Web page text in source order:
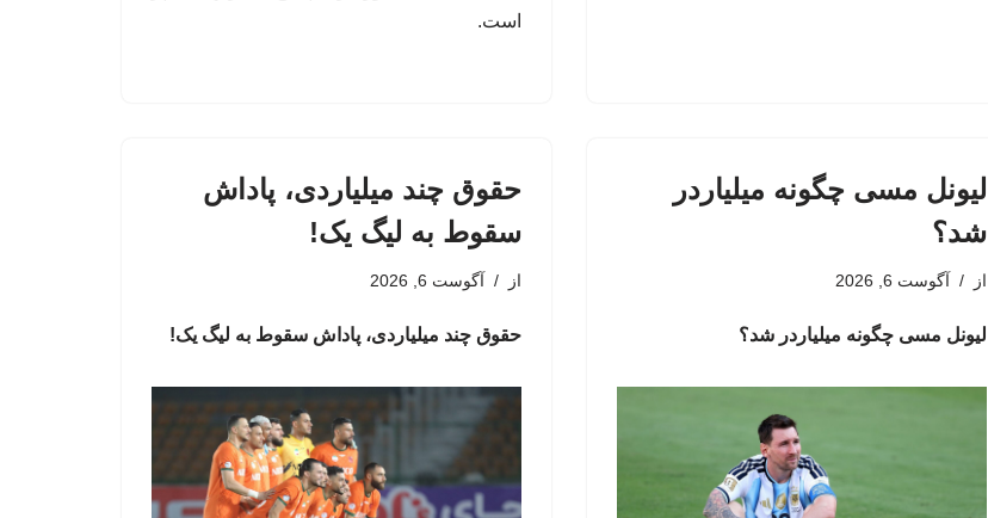
است.
لیونل مسی چگونه میلیاردر
شد؟
از آگوست 6, 2026
لیونل مسی چگونه میلیاردر شد؟
حقوق چند میلیاردی، پاداش
سقوط به لیگ یک!
از آگوست 6, 2026
حقوق چند میلیاردی، پاداش سقوط به لیگ یک!